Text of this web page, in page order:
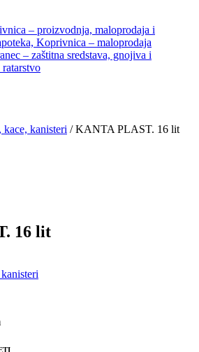
– proizvodnja, maloprodaja i
Koprivnica – maloprodaja
– zaštitna sredstava, gnojiva i
ratarstvo
kace, kanisteri / KANTA PLAST. 16 lit
16 lit